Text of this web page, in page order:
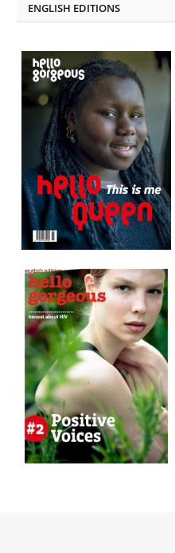
ENGLISH EDITIONS